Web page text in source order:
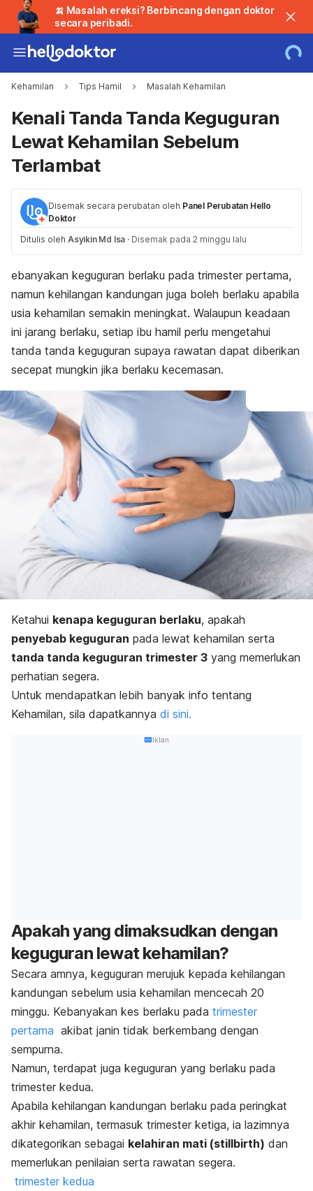
🍌 Masalah ereksi? Berbincang dengan doktor
secara peribadi.
Kehamilan Tips Hamil Masalah Kehamilan
Kenali Tanda Tanda Keguguran
Lewat Kehamilan Sebelum
Terlambat
Disemak secara perubatan oleh Panel Perubatan Hello
Doktor
Ditulis oleh Asyikin Md Isa · Disemak pada 2 minggu lalu
ebanyakan keguguran berlaku pada trimester pertama,
namun kehilangan kandungan juga boleh berlaku apabila
usia kehamilan semakin meningkat. Walaupun keadaan
ini jarang berlaku, setiap ibu hamil perlu mengetahui
tanda tanda keguguran supaya rawatan dapat diberikan
secepat mungkin jika berlaku kecemasan.
Ketahui kenapa keguguran berlaku, apakah
penyebab keguguran pada lewat kehamilan serta
tanda tanda keguguran trimester 3 yang memerlukan
perhatian segera.
Untuk mendapatkan lebih banyak info tentang
Kehamilan, sila dapatkannya di sini.
Iklan
Apakah yang dimaksudkan dengan
keguguran lewat kehamilan?
Secara amnya, keguguran merujuk kepada kehilangan
kandungan sebelum usia kehamilan mencecah 20
minggu. Kebanyakan kes berlaku pada trimester
pertama akibat janin tidak berkembang dengan
sempurna.
Namun, terdapat juga keguguran yang berlaku pada
trimester kedua.
Apabila kehilangan kandungan berlaku pada peringkat
akhir kehamilan, termasuk trimester ketiga, ia lazimnya
dikategorikan sebagai kelahiran mati (stillbirth) dan
memerlukan penilaian serta rawatan segera.
trimester kedua